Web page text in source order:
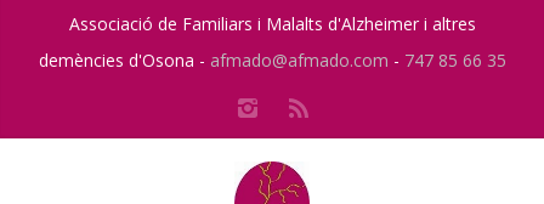
Associació de Familiars i Malalts d'Alzheimer i altres
demències d'Osona - afmado@afmado.com - 747 85 66 35